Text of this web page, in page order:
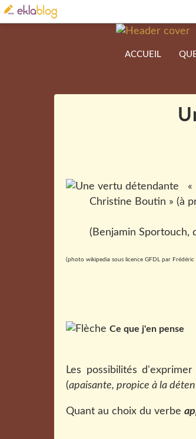
ACCUEIL
Christine Boutin » (à
(Benjamin Sportouch,
(photo wikipedia sous licence GFDL par Frédéric
Ce que j'en pense
Les possibilités
(apaisante, propice à la
Quant au choix du verbe